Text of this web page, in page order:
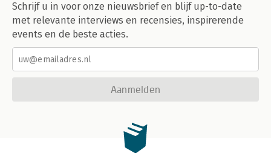
Schrijf u in voor onze nieuwsbrief en blijf up-to-date
met relevante interviews en recensies, inspirerende
events en de beste acties.
Aanmelden